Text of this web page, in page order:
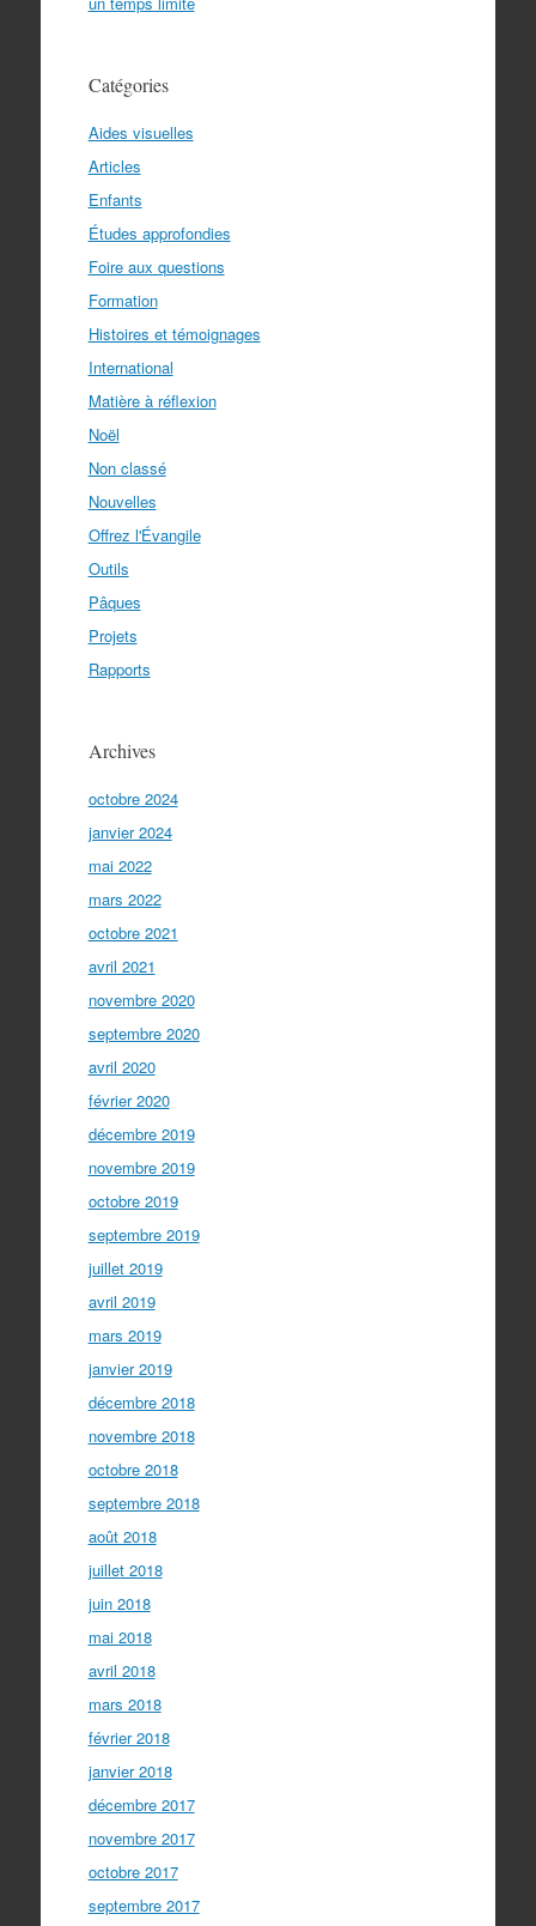
Catégories
Aides visuelles
Articles
Enfants
Études approfondies
Foire aux questions
Formation
Histoires et témoignages
International
Matière à réflexion
Noël
Non classé
Nouvelles
Offrez l'Évangile
Outils
Pâques
Projets
Rapports
Archives
octobre 2024
janvier 2024
mai 2022
mars 2022
octobre 2021
avril 2021
novembre 2020
septembre 2020
avril 2020
février 2020
décembre 2019
novembre 2019
octobre 2019
septembre 2019
juillet 2019
avril 2019
mars 2019
janvier 2019
décembre 2018
novembre 2018
octobre 2018
septembre 2018
août 2018
juillet 2018
juin 2018
mai 2018
avril 2018
mars 2018
février 2018
janvier 2018
décembre 2017
novembre 2017
octobre 2017
septembre 2017